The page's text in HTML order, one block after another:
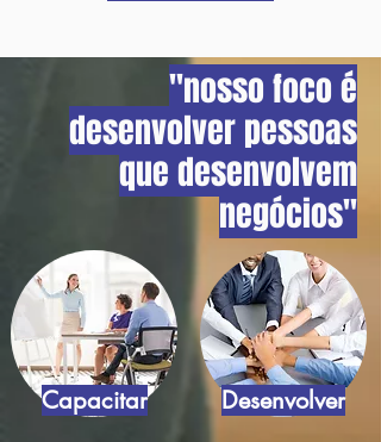
"nosso foco é
desenvolver pessoas
que desenvolvem
negócios"
Capacitar Desenvolver